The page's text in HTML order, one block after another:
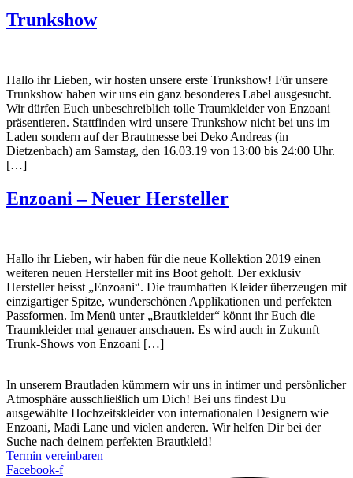
Trunkshow
Hallo ihr Lieben, wir hosten unsere erste Trunkshow! Für unsere
Trunkshow haben wir uns ein ganz besonderes Label ausgesucht.
Wir dürfen Euch unbeschreiblich tolle Traumkleider von Enzoani
präsentieren. Stattfinden wird unsere Trunkshow nicht bei uns im
Laden sondern auf der Brautmesse bei Deko Andreas (in
Dietzenbach) am Samstag, den 16.03.19 von 13:00 bis 24:00 Uhr.
[…]
Enzoani – Neuer Hersteller
Hallo ihr Lieben, wir haben für die neue Kollektion 2019 einen
weiteren neuen Hersteller mit ins Boot geholt. Der exklusiv
Hersteller heisst „Enzoani“. Die traumhaften Kleider überzeugen mit
einzigartiger Spitze, wunderschönen Applikationen und perfekten
Passformen. Im Menü unter „Brautkleider“ könnt ihr Euch die
Traumkleider mal genauer anschauen. Es wird auch in Zukunft
Trunk-Shows von Enzoani […]
In unserem Brautladen kümmern wir uns in intimer und per­sönlicher
Atmosphäre aus­schließlich um Dich! Bei uns findest Du
ausgewählte Hochzeits­kleider von inter­nationalen Designern wie
Enzoani, Madi Lane und vielen anderen. Wir helfen Dir bei der
Suche nach deinem perfekten Brautkleid!
Termin vereinbaren
Facebook-f